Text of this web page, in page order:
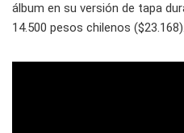
álbum en su versión de tapa
14.500 pesos chilenos ($23.168).